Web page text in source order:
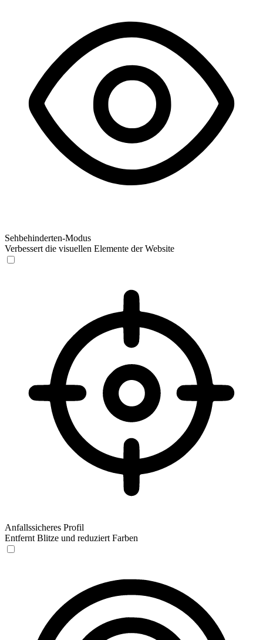
Sehbehinderten-Modus
Verbessert die visuellen Elemente der Website
Anfallssicheres Profil
Entfernt Blitze und reduziert Farben